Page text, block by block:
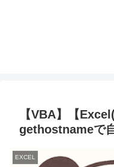
【VBA】【
gethostnameで
EXCEL